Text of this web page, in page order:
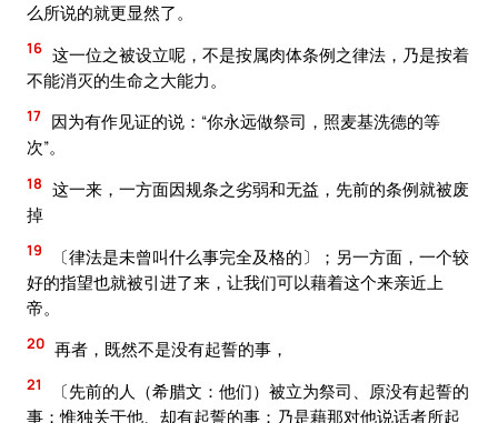
么所说的就更显然了。
16 这一位之被设立呢，不是按属肉体条例之律法，乃是按着
不能消灭的生命之大能力。
17 因为有作见证的说：“你永远做祭司，照麦基洗德的等
次”。
18 这一来，一方面因规条之劣弱和无益，先前的条例就被废
掉
19
〔律法是未曾叫什么事完全及格的〕；另一方面，一个较
好的指望也就被引进了来，让我们可以藉着这个来亲近上
帝。
20 再者，既然不是没有起誓的事，
21
〔先前的人（希腊文：他们）被立为祭司、原没有起誓的
事；惟独关于他、却有起誓的事：乃是藉那对他说话者所起